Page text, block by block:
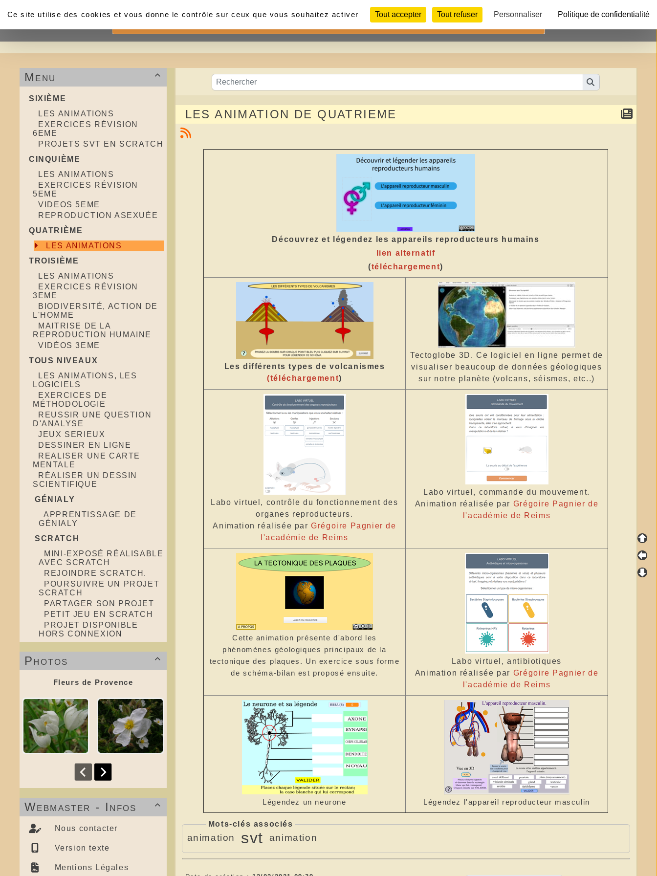
Accueil Contact Liens Photos Télécharger

Menu
SIXIÈME
LES ANIMATIONS
EXERCICES RÉVISION
6EME
PROJETS SVT EN SCRATCH
CINQUIÈME
LES ANIMATIONS
EXERCICES RÉVISION
5EME
VIDEOS 5EME
REPRODUCTION ASEXUÉE
QUATRIÈME
LES ANIMATIONS
TROISIÈME
LES ANIMATIONS
EXERCICES RÉVISION
3EME
BIODIVERSITÉ, ACTION DE
L'HOMME
MAITRISE DE LA
REPRODUCTION HUMAINE
VIDÉOS 3EME
TOUS NIVEAUX
LES ANIMATIONS, LES
LOGICIELS
EXERCICES DE
MÉTHODOLOGIE
REUSSIR UNE QUESTION
D'ANALYSE
JEUX SERIEUX
DESSINER EN LIGNE
REALISER UNE CARTE
MENTALE
RÉALISER UN DESSIN
SCIENTIFIQUE
GÉNIALY
APPRENTISSAGE DE
GÉNIALY
SCRATCH
MINI-EXPOSÉ RÉALISABLE
AVEC SCRATCH
REJOINDRE SCRATCH.
POURSUIVRE UN PROJET
SCRATCH
PARTAGER SON PROJET
PETIT JEU EN SCRATCH
PROJET DISPONIBLE
HORS CONNEXION

Photos
Fleurs de Provence

Webmaster - Infos
Nous contacter
Version texte
Mentions Légales
LES ANIMATION DE QUATRIEME
Découvrez et légendez les appareils reproducteurs humains
lien alternatif
(téléchargement)
Les différents types de volcanismes
(téléchargement)
Tectoglobe 3D. Ce logiciel en ligne permet de
visualiser beaucoup de données géologiques
sur notre planète (volcans, séismes, etc..)
Labo virtuel, contrôle du fonctionnement des
organes reproducteurs.
Animation réalisée parGrégoire Pagnier de
l'académie de Reims
Labo virtuel, commande du mouvement.
Animation réalisée par Grégoire Pagnier de
l'académie de Reims
Cette animation présente d'abord les
phénomènes géologiques principaux de la
tectonique des plaques. Un exercice sous forme
de schéma-bilan est proposé ensuite.
Labo virtuel, antibiotiques
Animation réalisée par Grégoire Pagnier de
l'académie de Reims
Légendez un neurone Légendez l'appareil reproducteur masculin
Mots-clés associés
animation svt animation
Ce site utilise des cookies et vous donne le contrôle sur ceux que vous souhaitez activer
Tout accepter Tout refuser Personnaliser Politique de confidentialité